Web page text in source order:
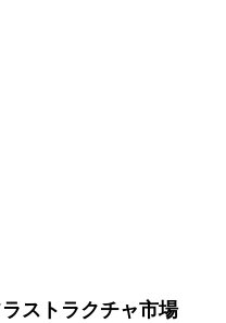
ストラクチャ市場